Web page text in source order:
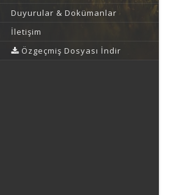
Duyurular & Dokümanlar
İletişim
Özgeçmiş Dosyası İndir